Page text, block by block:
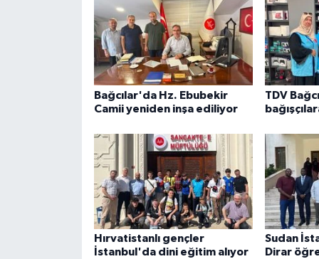
Bağcılar'da Hz. Ebubekir
Camii yeniden inşa ediliyor
TDV
Hırvatistanlı gençler
İstanbul'da dini eğitim alıyor
Sudan
Dirar
Gümüşhane Müftülüğü
Hakkari Müftülüğü
Hatay Müftülüğü
Isparta Müftülüğü
İstanbul Müftülüğü
İzmir Müftülüğü